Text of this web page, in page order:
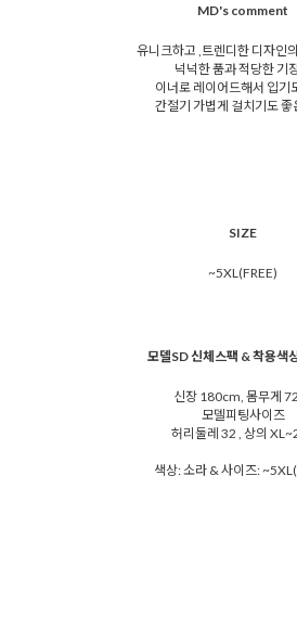
MD's comment
유니크하고 ,트렌디한 디자인
넉넉한 품과 적당한 기
이너로 레이어드해서 입기
간절기 가볍게 걸치기도 좋
SIZE
~5XL(FREE)
모델SD 신체스팩 & 착용색
신장 180cm, 몸무게
모델피팅사이즈
허리둘레 32 , 상의
색상: 소라 & 사이즈: